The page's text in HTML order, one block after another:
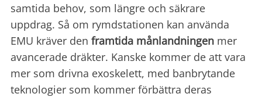
samtida behov, som längre och säkrare
uppdrag. Så om rymdstationen kan använda
EMU kräver den framtida månlandningen mer
avancerade dräkter. Kanske kommer de att vara
mer som drivna exoskelett, med banbrytande
teknologier som kommer förbättra deras